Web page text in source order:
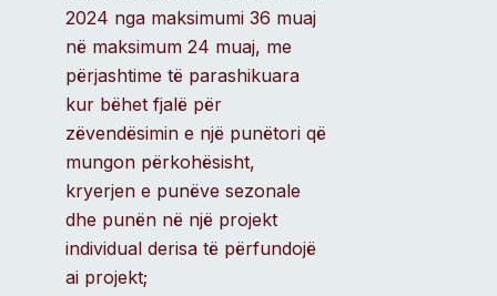
2024 nga maksimumi 36 muaj
në maksimum 24 muaj, me
përjashtime të parashikuara
kur bëhet fjalë për
zëvendësimin e një punëtori që
mungon përkohësisht,
kryerjen e punëve sezonale
dhe punën në një projekt
individual derisa të përfundojë
ai projekt;